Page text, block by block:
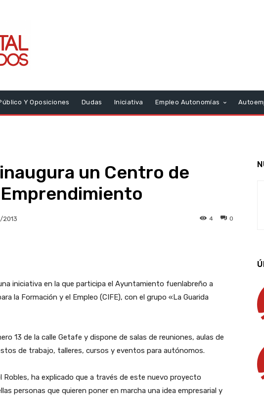
Y Oposiciones Dudas Iniciativa Empleo Autonomías
un Centro de
0
4
iniciativa en la que participa el Ayuntamiento fuenlabreño a
la Formación y el Empleo (CIFE), con el grupo «La Guarida
13 de la calle Getafe y dispone de salas de reuniones, aulas de
de trabajo, talleres, cursos y eventos para autónomos.
Robles, ha explicado que a través de este nuevo proyecto
personas que quieren poner en marcha una idea empresarial y